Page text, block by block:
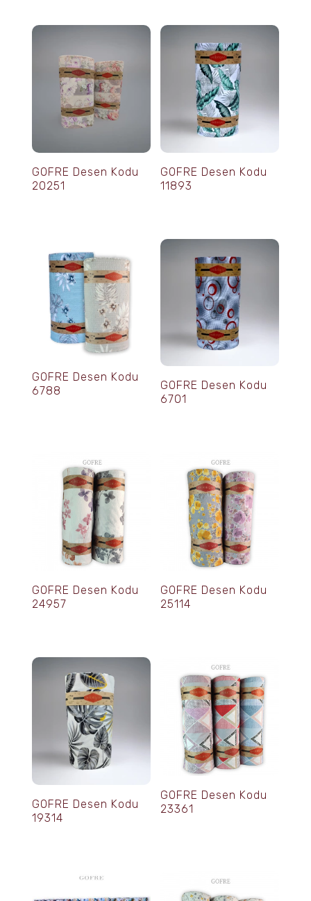
GOFRE Desen Kodu
20251
GOFRE Desen Kodu
11893
GOFRE Desen Kodu
6788
GOFRE Desen Kodu
6701
GOFRE Desen Kodu
24957
GOFRE Desen Kodu
25114
GOFRE Desen Kodu
19314
GOFRE Desen Kodu
23361